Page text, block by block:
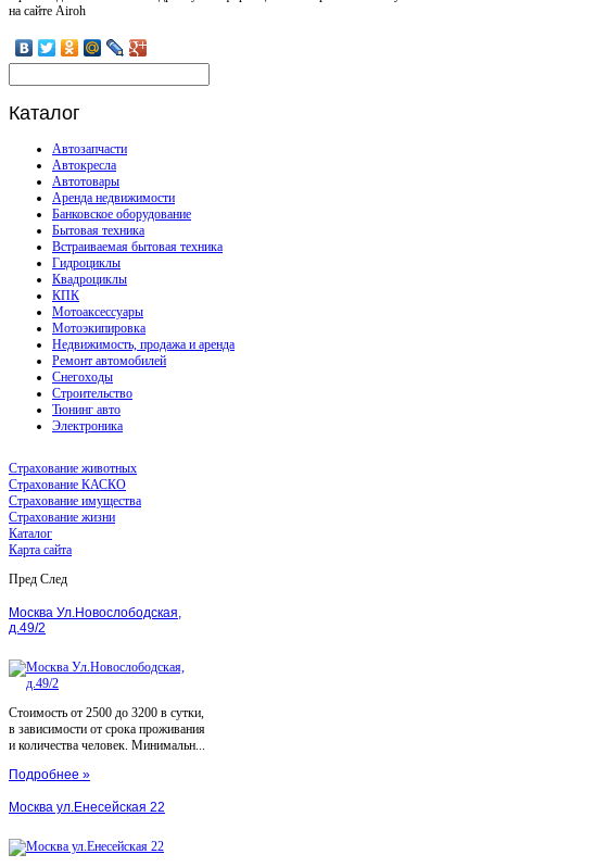
на сайте Airoh
Каталог
Автозапчасти
Автокресла
Автотовары
Аренда недвижимости
Банковское оборудование
Бытовая техника
Встраиваемая бытовая техника
Гидроциклы
Квадроциклы
КПК
Мотоаксессуары
Мотоэкипировка
Недвижимость, продажа и аренда
Ремонт автомобилей
Снегоходы
Строительство
Тюнинг авто
Электроника
Страхование животных
Страхование КАСКО
Страхование имущества
Страхование жизни
Каталог
Карта сайта
Пред След
Москва Ул.Новослободская,
д.49/2
Стоимость от 2500 до 3200 в сутки,
в зависимости от срока проживания
и количества человек. Минимальн...
Подробнее »
Москва ул.Енесейская 22